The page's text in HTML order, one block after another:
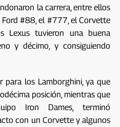
la carrera, entre ellos
#88, el #777, el Corvette
tuvieron una buena
y décimo, y consiguiendo
para los Lamborghini, ya que
posición, mientras que
Iron Dames, terminó
con un Corvette y algunos